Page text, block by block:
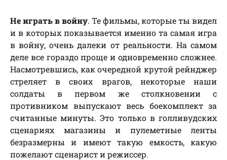
Не играть в войну. Те фильмы, которые ты видел
и в которых показывается именно та самая игра
в войну, очень далеки от реальности. На самом
деле все гораздо проще и одновременно сложнее.
Насмотревшись, как очередной крутой рейнджер
стреляет в своих врагов, некоторые наши
солдаты в первом же столкновении с
противником выпускают весь боекомплект за
считанные минуты. Это только в голливудских
сценариях магазины и пулеметные ленты
безразмерны и имеют такую емкость, какую
пожелают сценарист и режиссер.